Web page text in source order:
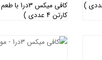
کافی
کارتن 4 عددی )